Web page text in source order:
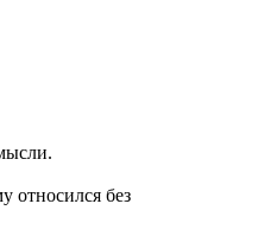
относился без